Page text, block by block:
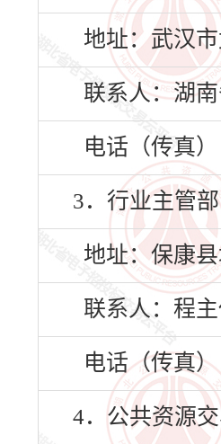
地址：武汉
联系人：湖
电话（传真
3．行业主管
地址：保康
联系人：程
电话（传真
4．公共资源